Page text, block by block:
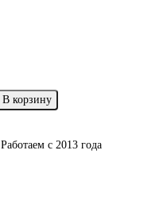
В корзину
Работаем с 2013 года